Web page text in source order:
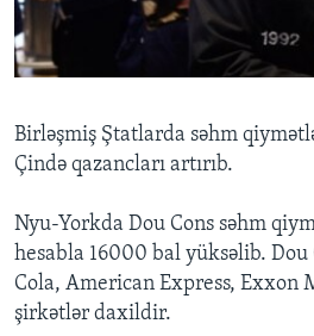
BIZI IZLƏYIN
Dillər
Birləşmiş Ştatlarda səhm
Çində qazancları artırıb.
Nyu-Yorkda Dou Cons səhm
hesabla 16000 bal yüksəlib. Dou
Cola, American Express,
şirkətlər daxildir.